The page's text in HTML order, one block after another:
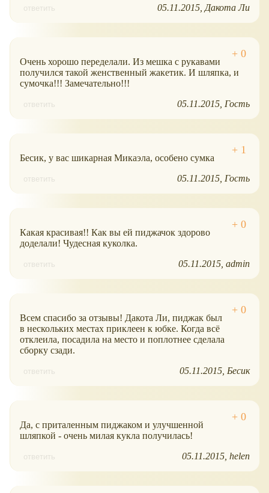
ответить 05.11.2015 Дакота Ли
Очень хорошо переделали. Из мешка с рукавами
получился такой женственный жакетик. И шляпка, и
сумочка!!! Замечательно!!!
ответить 05.11.2015 Гость
Бесик, у вас шикарная Микаэла, особено сумка
ответить 05.11.2015 Гость
Какая красивая!! Как вы ей пиджачок здорово
доделали! Чудесная куколка.
ответить 05.11.2015 admin
Всем спасибо за отзывы! Дакота Ли, пиджак был
в нескольких местах приклеен к юбке. Когда всё
отклеила, посадила на место и поплотнее сделала
сборку сзади.
ответить 05.11.2015 Бесик
Да, с приталенным пиджаком и улучшенной
шляпкой - очень милая кукла получилась!
ответить 05.11.2015 helen